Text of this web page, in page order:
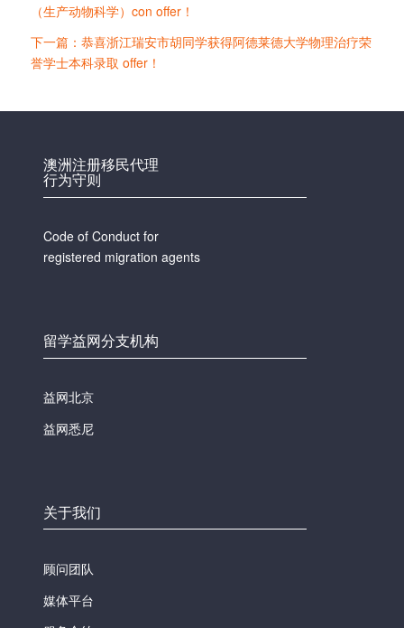
（生产动物科学）con offer！
下一篇：恭喜浙江瑞安市胡同学获得阿德莱德大学物理治疗荣
誉学士本科录取 offer！
澳洲注册移民代理
行为守则
Code of Conduct for
registered migration agents
留学益网分支机构
益网北京
益网悉尼
关于我们
顾问团队
媒体平台